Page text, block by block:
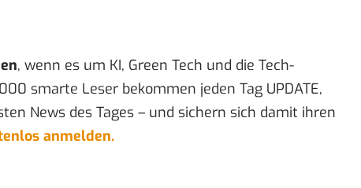
, wenn es um KI, Green Tech und die Tech-
smarte Leser bekommen jeden Tag UPDATE,
News des Tages – und sichern sich damit ihren
anmelden.